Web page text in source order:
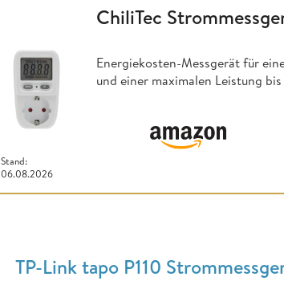
Stand:
06.08.2026
ChiliTec
Energiekosten-Messgerät für
und einer maximalen Leistung
TP-Link tapo P110